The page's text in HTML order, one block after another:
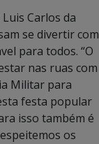
Carlos da
se divertir com
para todos. “O
nas ruas com
Militar para
festa popular
isso também é
os